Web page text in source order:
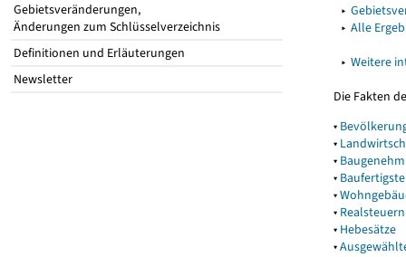
Gebietsveränderungen,
Änderungen zum Schlüsselverzeichnis
Definitionen und Erläuterungen
Newsletter
▸
▸ Alle
▸ Weitere
Die Fakten
▾
▾
▾
▾
▾
▾ Realsteuern
▾ Hebesätze
▾